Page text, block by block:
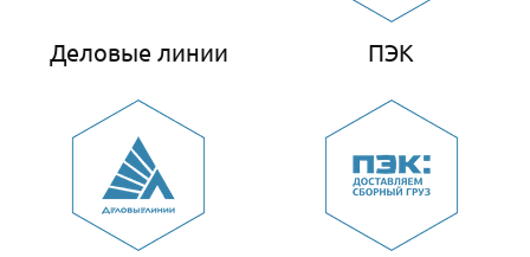
Деловые линии ПЭК